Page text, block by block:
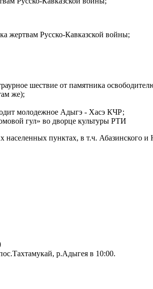
жертвам Русско-Кавказской войны;
шествие от памятника
же);
молодежное Адыгэ - Хасэ КЧР;
гул» во дворце культуры РТИ
пунктах, в т.ч. Абазинского и
р.Адыгея в 10:00.